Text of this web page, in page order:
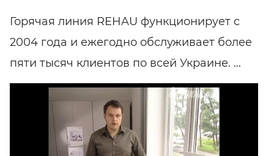
Горячая линия REHAU функционирует с
2004 года и ежегодно обслуживает более
пяти тысяч клиентов по всей Украине. ...